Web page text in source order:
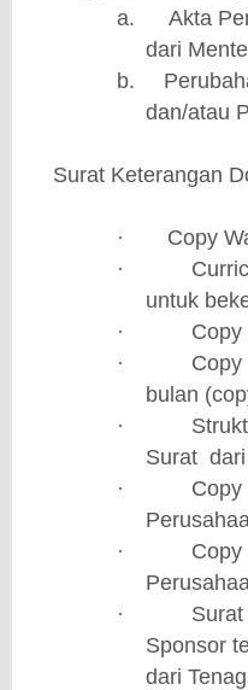
a.
Akta
dari
b.
dan/atau
Surat Keterangan
· Copy
·
untuk
·
· Copy
bulan
·
Surat
· Copy
· Copy
·
Sponsor
dari